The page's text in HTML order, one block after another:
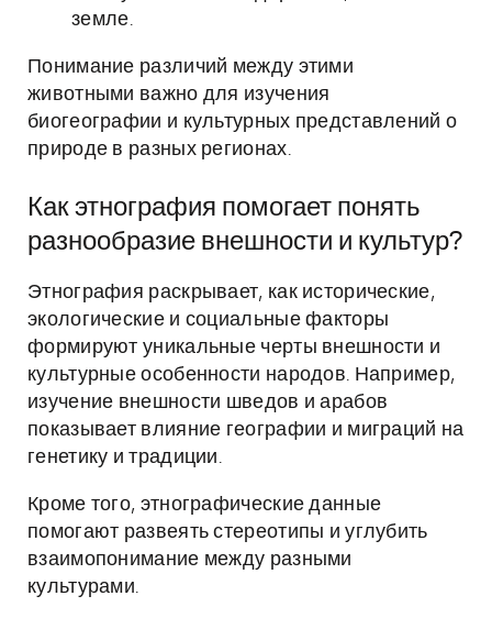
земле.
Понимание различий между этими
животными важно для изучения
биогеографии и культурных представлений о
природе в разных регионах.
Как этнография помогает понять
разнообразие внешности и культур?
Этнография раскрывает, как исторические,
экологические и социальные факторы
формируют уникальные черты внешности и
культурные особенности народов. Например,
изучение внешности шведов и арабов
показывает влияние географии и миграций на
генетику и традиции.
Кроме того, этнографические данные
помогают развеять стереотипы и углубить
взаимопонимание между разными
культурами.